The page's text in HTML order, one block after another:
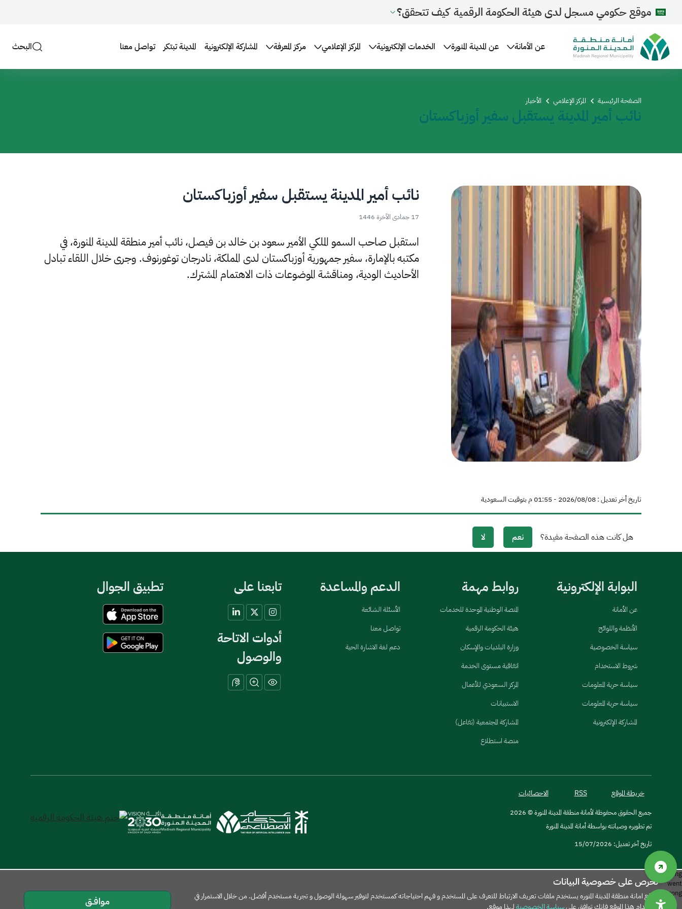
موقع حكومي مسجل لدى هيئة الحكومة الرقمية كيف تتحقق؟
عن الأمانة عن المدينة المنورة الخدمات الإلكترونية المركز الإعلامي مركز المعرفة المشاركة الإلكترونية المدينة تبتكر تواصل معنا البحث
الصفحة الرئيسية المركز الإعلامي الأخبار
نائب أمير المدينة يستقبل سفير أوزباكستان
نائب أمير المدينة يستقبل سفير أوزباكستان
17 جمادى الآخرة 1446
استقبل صاحب السمو الملكي الأمير سعود بن خالد بن فيصل، نائب أمير منطقة المدينة المنورة، في
مكتبه بالإمارة، سفير جمهورية أوزباكستان لدى المملكة، نادرجان توغورنوف. وجرى خلال اللقاء تبادل
الأحاديث الودية، ومناقشة الموضوعات ذات الاهتمام المشترك.
تاريخ أخر تعديل : 08‏/08‏/2026 - 01:55 م بتوقيت السعودية
هل كانت هذه الصفحة مفيدة؟ نعم لا
البوابة الإلكترونية
عن الأمانة
الأنظمة واللوائح
سياسة الخصوصية
شروط الاستخدام
سياسة حرية المعلومات
سياسة حرية المعلومات
المشاركة الإلكترونية
روابط مهمة
المنصة الوطنية الموحدة للخدمات
هيئة الحكومة الرقمية
وزارة البلديات والإسكان
اتفاقية مستوى الخدمة
المركز السعودي للأعمال
الاستبيانات
المشاركة المجتمعية (تفاعل)
منصة استطلاع
الدعم والمساعدة
الأسئلة الشائعة
تواصل معنا
دعم لغة الاشارة الحية
تابعنا على
أدوات الاتاحة
والوصول
تطبيق الجوال
خريطة الموقع RSS الاحصائيات
جميع الحقوق محفوظة لأمانة منطقة المدينة المنورة © 2026
تم تطويره وصيانته بواسطة أمانة المدينة المنورة
تاريخ آخر تعديل: 15/07/2026
نحرص على خصوصية البيانات
موقع امانة منطقة المدينة المنوره يستخدم ملفات تعريف الارتباط للتعرف على المستخدم و فهم احتياجاته كمستخدم لتوفير سهولة الوصول و تجربة مستخدم أفضل. من خلال الاستمرار في
استخدام هذا الموقع فإنك توافق علىسياسة الخصوصيةلهذا موقع. موافــق
Something
went
wrong:
Object.hasOwn is not a function